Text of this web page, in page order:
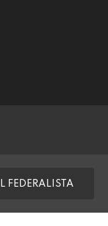
IL FEDERALISTA